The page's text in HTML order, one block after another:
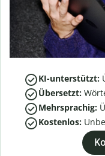
KI-unterstützt:
Übersetzt:
Mehrsprachig:
Kostenlos: